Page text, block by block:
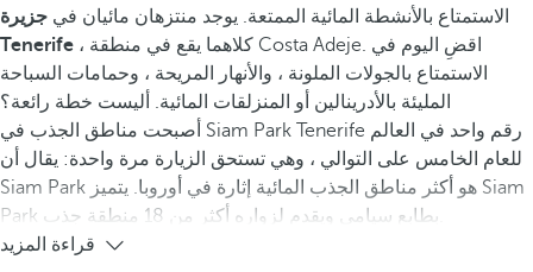
الاستمتاع بالأنشطة المائية الممتعة. يوجد منتزهان مائيان في جزيرة
Tenerife ، كلاهما يقع في منطقة Costa Adeje. اقضِ اليوم في
الاستمتاع بالجولات الملونة ، والأنهار المريحة ، وحمامات السباحة
المليئة بالأدرينالين أو المنزلقات المائية. أليست خطة رائعة؟
أصبحت مناطق الجذب في Siam Park Tenerife رقم واحد في العالم
للعام الخامس على التوالي ، وهي تستحق الزيارة مرة واحدة: يقال أن
Siam Park هو أكثر مناطق الجذب المائية إثارة في أوروبا. يتميز Siam
قراءة المزيد